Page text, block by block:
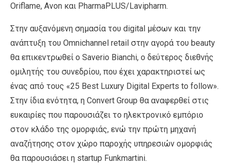
Oriflame, Avon και PharmaPLUS/Lavipharm.
Στην αυξανόμενη σημασία του digital μέσων και την
ανάπτυξη του Omnichannel retail στην αγορά του beauty
θα επικεντρωθεί ο Saverio Bianchi, ο δεύτερος διεθνής
ομιλητής του συνεδρίου, που έχει χαρακτηριστεί ως
ένας από τους «25 Best Luxury Digital Experts to follow».
Στην ίδια ενότητα, η Convert Group θα αναφερθεί στις
ευκαιρίες που παρουσιάζει το ηλεκτρονικό εμπόριο
στον κλάδο της ομορφιάς, ενώ την πρώτη μηχανή
αναζήτησης στον χώρο παροχής υπηρεσιών ομορφιάς
θα παρουσιάσει η startup Funkmartini.